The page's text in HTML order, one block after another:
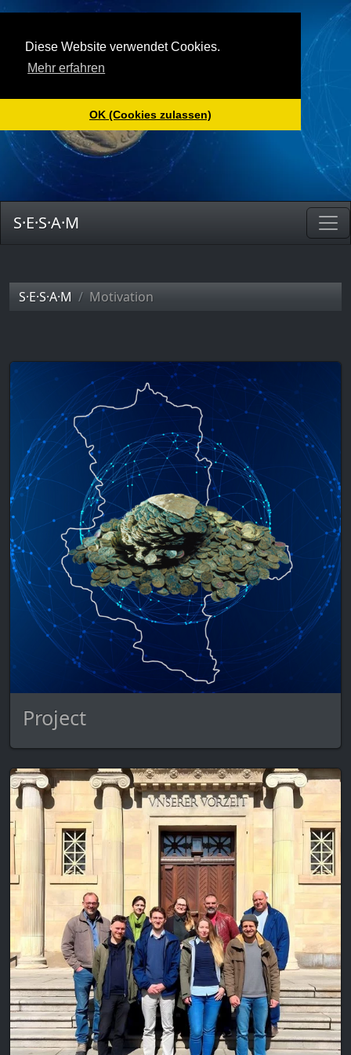
Diese Website verwendet Cookies.
Mehr erfahren
OK (Cookies zulassen)
Motivation
S·E·S·A·M
S·E·S·A·M Motivation
Project